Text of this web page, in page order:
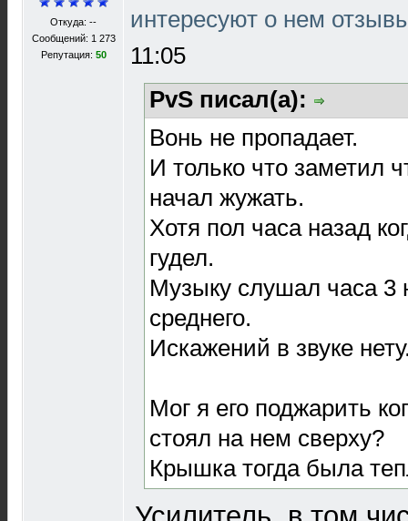
Откуда: --
Сообщений: 1 273
Репутация: 50
интересуют о нем
11:05
PvS писал(а):
Вонь не пропадает.
И только что заметил
начал жужать.
Хотя пол часа назад
гудел.
Музыку слушал часа 3
среднего.
Искажений в звуке
Мог я его поджарить
стоял на нем сверху?
Крышка тогда была